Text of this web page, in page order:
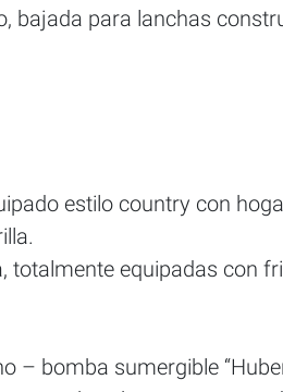
bajada para lanchas
estilo country con
totalmente equipadas con
– bomba sumergible